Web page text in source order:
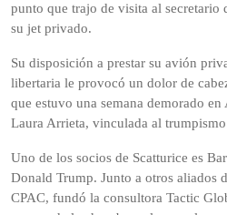
punto que trajo de visita al secretario
su jet privado.
Su disposición a prestar su avión
libertaria le provocó un dolor de
que estuvo una semana demorado
Laura Arrieta, vinculada al
Uno de los socios de Scatturice es
Donald Trump. Junto a otros aliados
CPAC, fundó la consultora Tactic